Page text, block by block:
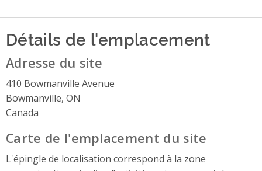
Détails de l'emplacement
Adresse du site
410 Bowmanville Avenue
Bowmanville, ON
Canada
Carte de l'emplacement du site
L'épingle de localisation correspond à la zone